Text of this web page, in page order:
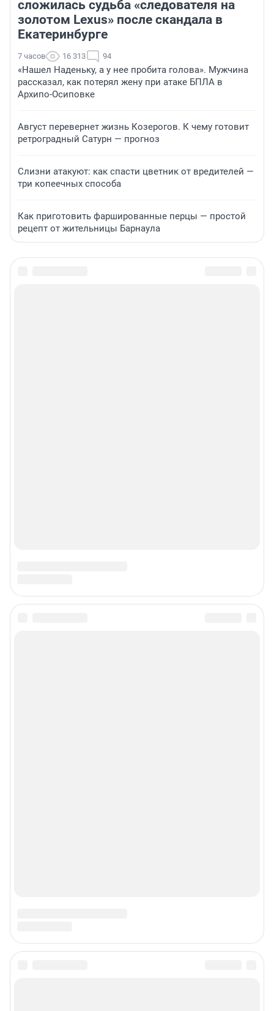
сложилась судьба «следователя на
золотом Lexus» после скандала в
Екатеринбурге
7 часов 16 313 94
«Нашел Наденьку, а у нее пробита голова». Мужчина
рассказал, как потерял жену при атаке БПЛА в
Архипо-Осиповке
Август перевернет жизнь Козерогов. К чему готовит
ретроградный Сатурн — прогноз
Слизни атакуют: как спасти цветник от вредителей —
три копеечных способа
Как приготовить фаршированные перцы — простой
рецепт от жительницы Барнаула